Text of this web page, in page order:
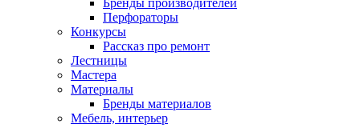
Бренды производителей
Перфораторы
Конкурсы
Рассказ про ремонт
Лестницы
Мастера
Материалы
Бренды материалов
Мебель, интерьер